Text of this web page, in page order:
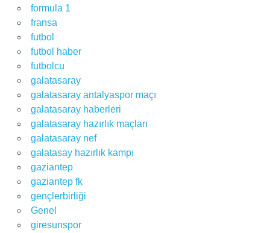
formula 1
fransa
futbol
futbol haber
futbolcu
galatasaray
galatasaray antalyaspor maçı
galatasaray haberleri
galatasaray hazırlık maçları
galatasaray nef
galatasay hazırlık kampı
gaziantep
gaziantep fk
gençlerbirliği
Genel
giresunspor